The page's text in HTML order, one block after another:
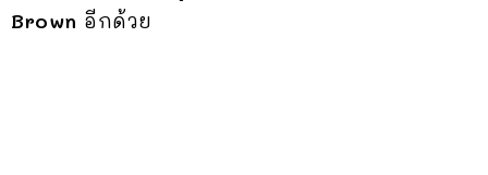
Brown อีกด้วย